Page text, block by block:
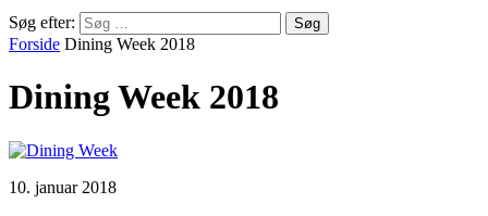
Søg efter:
Forside Dining Week 2018
Dining Week 2018
10. januar 2018